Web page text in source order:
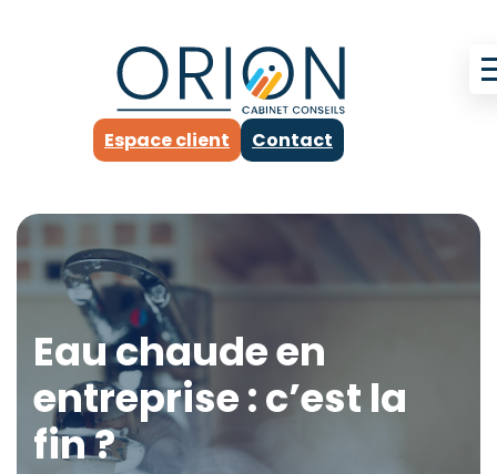
Espace client Contact
Eau chaude en
entreprise : c’est la
fin ?